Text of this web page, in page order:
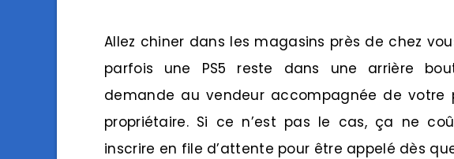
Allez chiner dans les magasins près de chez
parfois une PS5 reste dans une arrière
demande au vendeur accompagnée de votre
propriétaire. Si ce n’est pas le cas, ça ne
inscrire en file d’attente pour être appelé dès